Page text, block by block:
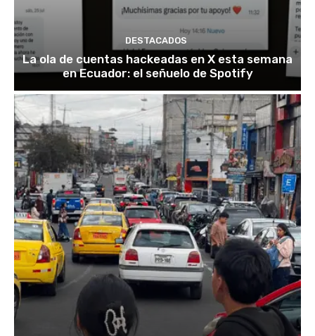
DESTACADOS
La ola de cuentas hackeadas en X esta semana
en Ecuador: el señuelo de Spotify